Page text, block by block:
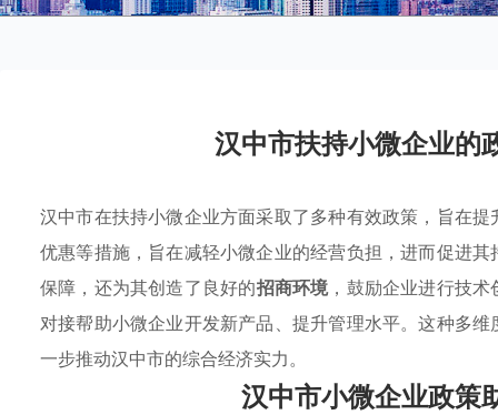
汉中市扶持小微企业的
汉中市在扶持小微企业方面采取了多种有效政策，旨在提
优惠等措施，旨在减轻小微企业的经营负担，进而促进
保障，还为其创造了良好的招商环境，鼓励企业进行技
对接帮助小微企业开发新产品、提升管理水平。这种多
一步推动汉中市的综合经济实力。
汉中市小微企业政策